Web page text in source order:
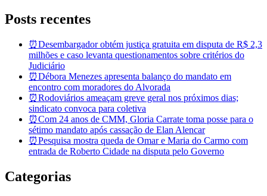
Posts recentes
⏰Desembargador obtém justiça gratuita em disputa de R$ 2,3
milhões e caso levanta questionamentos sobre critérios do
Judiciário
⏰Débora Menezes apresenta balanço do mandato em
encontro com moradores do Alvorada
⏰Rodoviários ameaçam greve geral nos próximos dias;
sindicato convoca para coletiva
⏰Com 24 anos de CMM, Gloria Carrate toma posse para o
sétimo mandato após cassação de Elan Alencar
⏰Pesquisa mostra queda de Omar e Maria do Carmo com
entrada de Roberto Cidade na disputa pelo Governo
Categorias